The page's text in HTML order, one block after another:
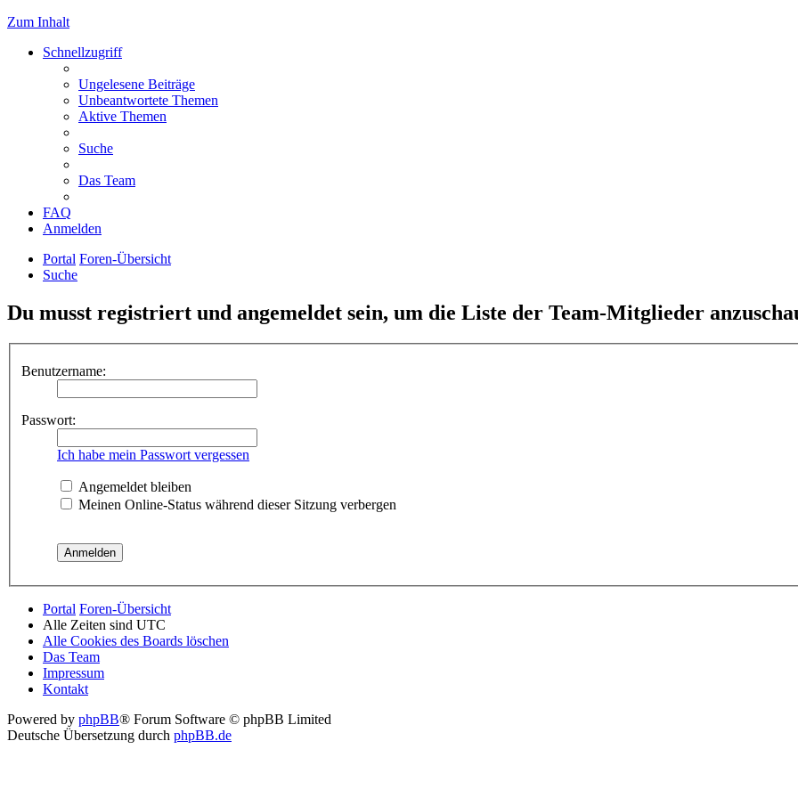
Zum Inhalt
Schnellzugriff
Ungelesene Beiträge
Unbeantwortete Themen
Aktive Themen
Suche
Das Team
FAQ
Anmelden
Portal Foren-Übersicht
Suche
Du musst registriert und angemeldet sein, um die Liste der Team-Mitglieder
Benutzername:
Passwort:
Ich habe mein Passwort vergessen
Angemeldet bleiben
Meinen Online-Status während dieser Sitzung verbergen
Portal Foren-Übersicht
Alle Zeiten sind UTC
Alle Cookies des Boards löschen
Das Team
Impressum
Kontakt
Powered by phpBB® Forum Software © phpBB Limited
Deutsche Übersetzung durch phpBB.de